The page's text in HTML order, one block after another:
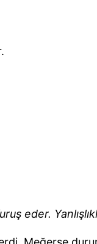
eder.